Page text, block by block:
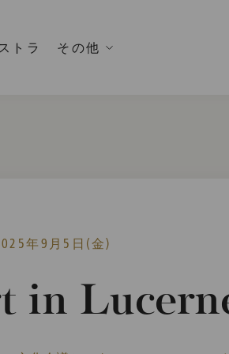
トラ その他
年9月5日(金)
in